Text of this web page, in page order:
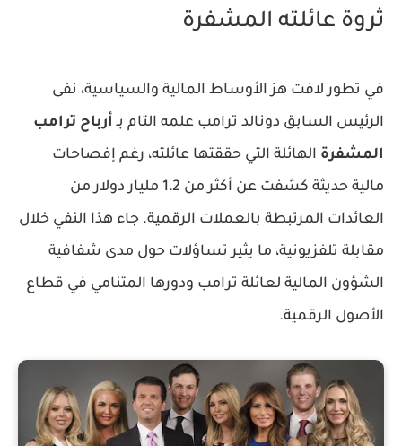
ثروة عائلته المشفرة
في تطور لافت هز الأوساط المالية والسياسية، نفى
الرئيس السابق دونالد ترامب علمه التام بـ أرباح ترامب
المشفرة الهائلة التي حققتها عائلته، رغم إفصاحات
مالية حديثة كشفت عن أكثر من 1.2 مليار دولار من
العائدات المرتبطة بالعملات الرقمية. جاء هذا النفي خلال
مقابلة تلفزيونية، ما يثير تساؤلات حول مدى شفافية
الشؤون المالية لعائلة ترامب ودورها المتنامي في قطاع
الأصول الرقمية.